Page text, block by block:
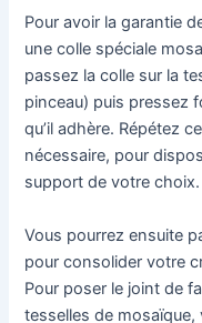
Pour avoir la garantie
une colle spéciale
passez la colle sur la
pinceau) puis pressez
qu’il adhère. Répétez
nécessaire, pour
support de votre choix.
Vous pourrez ensuite
pour consolider votre
Pour poser le joint de
tesselles de